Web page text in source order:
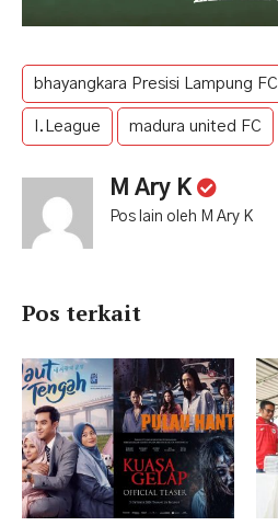
bhayangkara Presisi Lampung FC
I.League madura united FC
M Ary K
Pos lain oleh M Ary K
Pos terkait